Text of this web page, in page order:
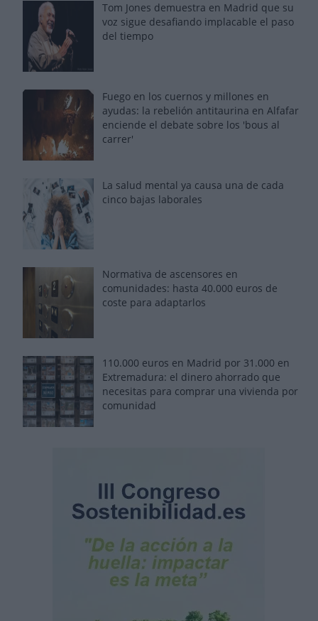
Tom Jones demuestra en Madrid que su
voz sigue desafiando implacable el paso
del tiempo
Fuego en los cuernos y millones en
ayudas: la rebelión antitaurina en Alfafar
enciende el debate sobre los 'bous al
carrer'
La salud mental ya causa una de cada
cinco bajas laborales
Normativa de ascensores en
comunidades: hasta 40.000 euros de
coste para adaptarlos
110.000 euros en Madrid por 31.000 en
Extremadura: el dinero ahorrado que
necesitas para comprar una vivienda por
comunidad